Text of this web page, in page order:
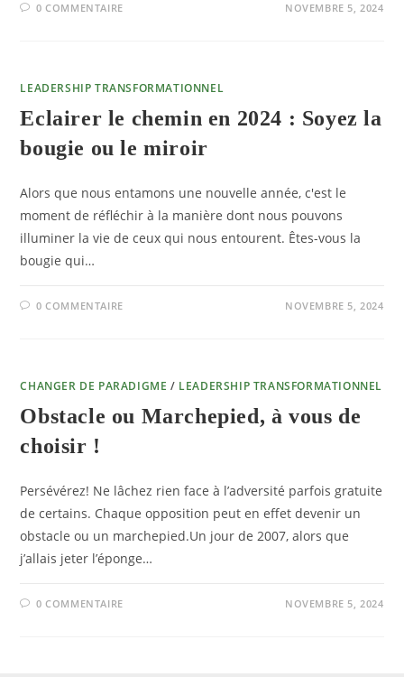
0 COMMENTAIRE NOVEMBRE 5, 2024
LEADERSHIP TRANSFORMATIONNEL
Eclairer le chemin en 2024 : Soyez la
bougie ou le miroir
Alors que nous entamons une nouvelle année, c'est le
moment de réfléchir à la manière dont nous pouvons
illuminer la vie de ceux qui nous entourent. Êtes-vous la
bougie qui…
0 COMMENTAIRE NOVEMBRE 5, 2024
CHANGER DE PARADIGME / LEADERSHIP TRANSFORMATIONNEL
Obstacle ou Marchepied, à vous de
choisir !
Persévérez! Ne lâchez rien face à l’adversité parfois gratuite
de certains. Chaque opposition peut en effet devenir un
obstacle ou un marchepied.Un jour de 2007, alors que
j’allais jeter l’éponge…
0 COMMENTAIRE NOVEMBRE 5, 2024